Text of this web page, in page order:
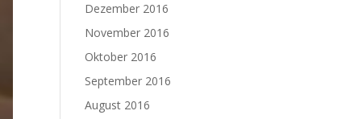
Dezember 2016
November 2016
Oktober 2016
September 2016
August 2016